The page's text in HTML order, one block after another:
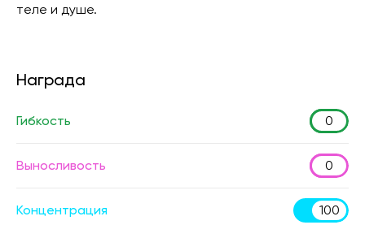
теле и душе.
Награда
Гибкость 0
Выносливость 0
Концентрация 100